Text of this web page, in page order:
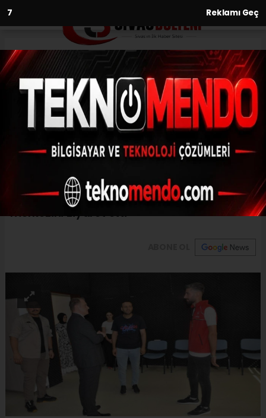
6 Reklamı Geç
Anasayfa
Bulanık Kaymakamı Koşansu
geçlik merkezini ziyaret etti
GÜNDEM
- 16:20
Bulanık Kaymakamı Koşansu geçlik
merkezini ziyaret etti